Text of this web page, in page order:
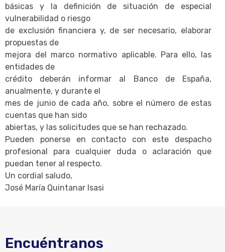
básicas y la definición de situación de especial
vulnerabilidad o riesgo
de exclusión financiera y, de ser necesario, elaborar
propuestas de
mejora del marco normativo aplicable. Para ello, las
entidades de
crédito deberán informar al Banco de España,
anualmente, y durante el
mes de junio de cada año, sobre el número de estas
cuentas que han sido
abiertas, y las solicitudes que se han rechazado.
Pueden ponerse en contacto con este despacho
profesional para cualquier duda o aclaración que
puedan tener al respecto.
Un cordial saludo,
José María Quintanar Isasi
Encuéntranos